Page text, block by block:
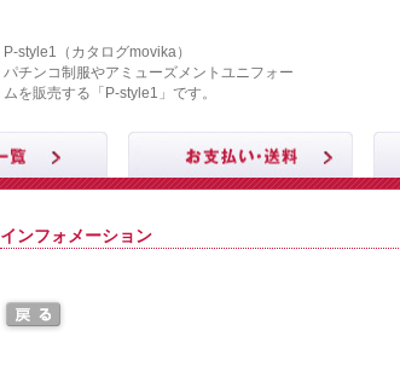
P-style1（カタログmovika）
パチンコ制服やアミューズメントユニフォー
ムを販売する「P-style1」です。
インフォメーション